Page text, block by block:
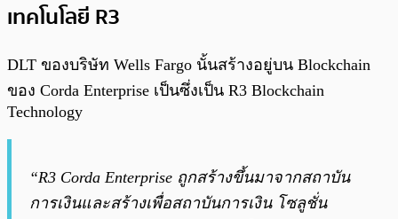
เทคโนโลยี R3
DLT ของบริษัท Wells Fargo นั้นสร้างอยู่บน Blockchain
ของ Corda Enterprise เป็นซึ่งเป็น R3 Blockchain
Technology
“R3 Corda Enterprise ถูกสร้างขึ้นมาจากสถาบัน
การเงินและสร้างเพื่อสถาบันการเงิน โซลูชั่น